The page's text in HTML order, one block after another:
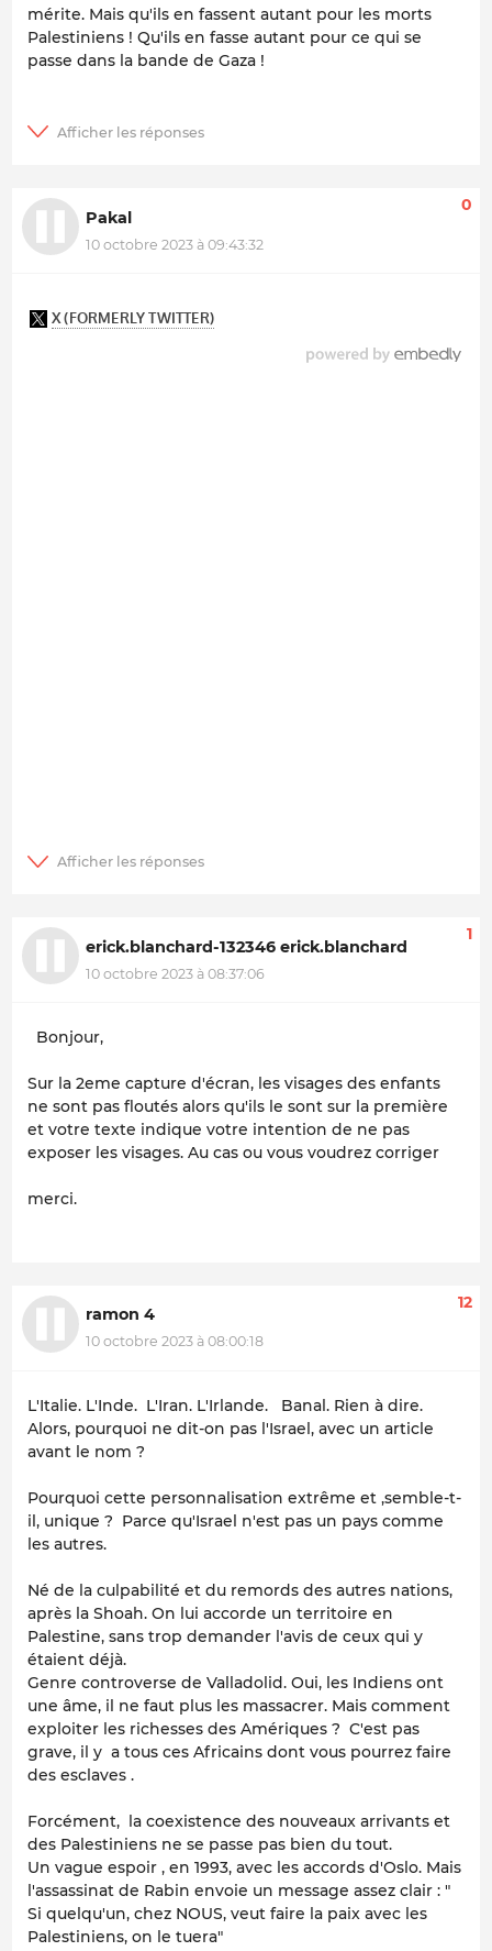
mérite. Mais qu'ils en fassent autant pour les morts
Palestiniens ! Qu'ils en fasse autant pour ce qui se
passe dans la bande de Gaza !
Pakal
10 octobre 2023 à 09:43:32
0
erick.blanchard-132346 erick.blanchard
10 octobre 2023 à 08:37:06
1
Bonjour,
Sur la 2eme capture d'écran, les visages des enfants
ne sont pas floutés alors qu'ils le sont sur la première
et votre texte indique votre intention de ne pas
exposer les visages. Au cas ou vous voudrez corriger
merci.
ramon 4
10 octobre 2023 à 08:00:18
12
L'Italie. L'Inde. L'Iran. L'Irlande. Banal. Rien à dire.
Alors, pourquoi ne dit-on pas l'Israel, avec un article
avant le nom ?
Pourquoi cette personnalisation extrême et ,semble-t-
il, unique ? Parce qu'Israel n'est pas un pays comme
les autres.
Né de la culpabilité et du remords des autres nations,
après la Shoah. On lui accorde un territoire en
Palestine, sans trop demander l'avis de ceux qui y
étaient déjà.
Genre controverse de Valladolid. Oui, les Indiens ont
une âme, il ne faut plus les massacrer. Mais comment
exploiter les richesses des Amériques ? C'est pas
grave, il y a tous ces Africains dont vous pourrez faire
des esclaves .
Forcément, la coexistence des nouveaux arrivants et
des Palestiniens ne se passe pas bien du tout.
Un vague espoir , en 1993, avec les accords d'Oslo. Mais
l'assassinat de Rabin envoie un message assez clair : "
Si quelqu'un, chez NOUS, veut faire la paix avec les
Palestiniens, on le tuera"